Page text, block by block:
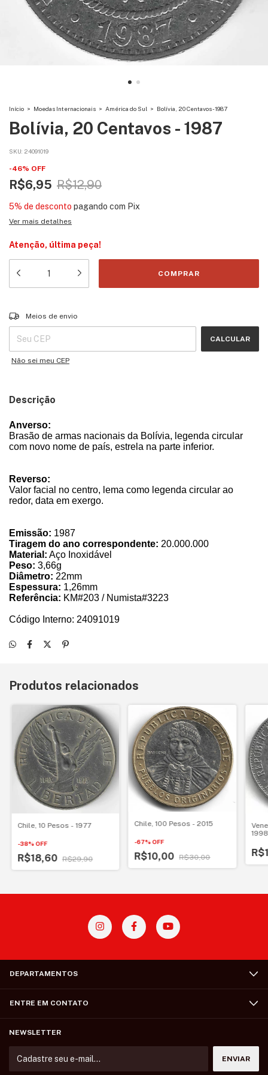
Início > Moedas Internacionais > América do Sul > Bolívia, 20 Centavos - 1987
Bolívia, 20 Centavos - 1987
SKU: 24091019
-46% OFF
R$6,95 R$12,90
5% de desconto pagando com Pix
Ver mais detalhes
Atenção, última peça!
Entregas para o CEP:
Meios de envio
CALCULAR
Não sei meu CEP
Descrição
Anverso:
Brasão de armas nacionais da Bolívia, legenda circular
com novo nome de país, estrela na parte inferior.
Reverso:
Valor facial no centro, lema como legenda circular ao
redor, data em exergo.
Emissão: 1987
Tiragem do ano correspondente: 20.000.000
Material: Aço Inoxidável
Peso: 3,66g
Diâmetro: 22mm
Espessura: 1,26mm
Referência: KM#203 / Numista#3223
Código Interno: 24091019
Produtos relacionados
Chile, 10 Pesos - 1977
-38%OFF
R$18,60 R$29,90
Chile, 100 Pesos - 2015
-67%OFF
R$10,00 R$30,00
1998
DEPARTAMENTOS
ENTRE EM CONTATO
NEWSLETTER